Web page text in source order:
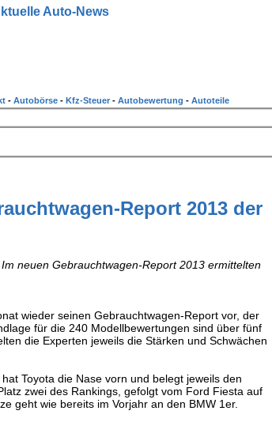
Report 2013 der
neuen Gebrauchtwagen-Report 2013 ermittelten
wieder seinen Gebrauchtwagen-Report vor, der
für die 240 Modellbewertungen sind über fünf
die Experten jeweils die Stärken und Schwächen
Toyota die Nase vorn und belegt jeweils den
zwei des Rankings, gefolgt vom Ford Fiesta auf
geht wie bereits im Vorjahr an den BMW 1er.
Auto-News
- Autobörse - Kfz-Steuer - Autobewertung - Autoteile